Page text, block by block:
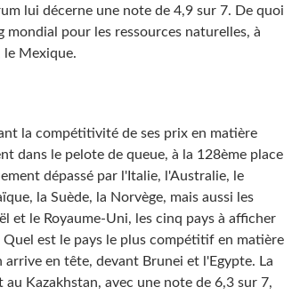
lui décerne une note de 4,9 sur 7. De quoi
mondial pour les ressources naturelles, à
le Mexique.
la compétitivité de ses prix en matière
dans le pelote de queue, à la 128ème place
dépassé par l'Italie, l'Australie, le
la Suède, la Norvège, mais aussi les
et le Royaume-Uni, les cinq pays à afficher
est le pays le plus compétitif en matière
en tête, devant Brunei et l'Egypte. La
Kazakhstan, avec une note de 6,3 sur 7,